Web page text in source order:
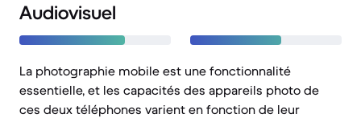
Audiovisuel
La photographie mobile est une fonctionnalité
essentielle, et les capacités des appareils photo de
ces deux téléphones varient en fonction de leur